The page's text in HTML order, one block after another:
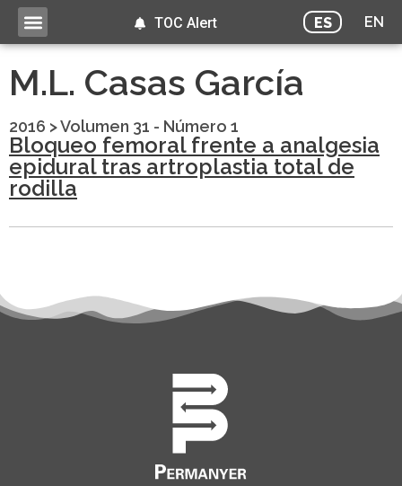
ES EN
TOC Alert
M.L. Casas García
2016 >Volumen 31 - Número 1
Bloqueo femoral frente a analgesia
epidural tras artroplastia total de
rodilla